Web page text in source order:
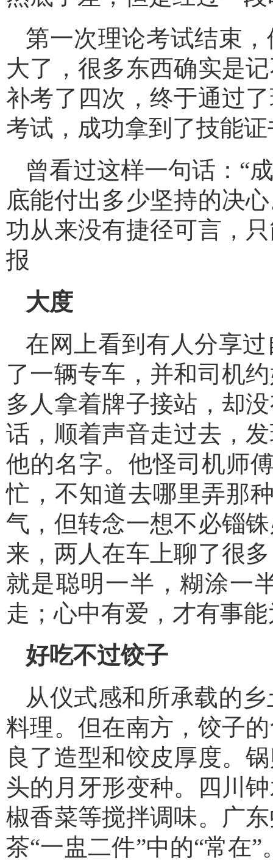
第一次理论考试结束
大了，很多东西确实是
补考了四次，终于通过
考试，成功拿到了技能
曾看过这样一句话：“
底能付出多少坚持的决
功从来没有捷径可言，
报
大度
在网上看到有人分享
了一辆专车，并和司机
多人拿着牌子接站，却
话，顺着声音走过去，
他的名字。他怪司机师
忙，不知道去哪里弄那
气，但转念一想不必锱
来，两人在车上聊了很
就是聪明一半，糊涂一
走；心中有爱，才有事
好吃不过饺子
从仪式感和所承载的
料理。但在南方，饺子
良了造型和饺皮厚度。
头的月牙形变种。四川
椒香菜等搅拌调味。广
茶“一盅二件”中的“常在